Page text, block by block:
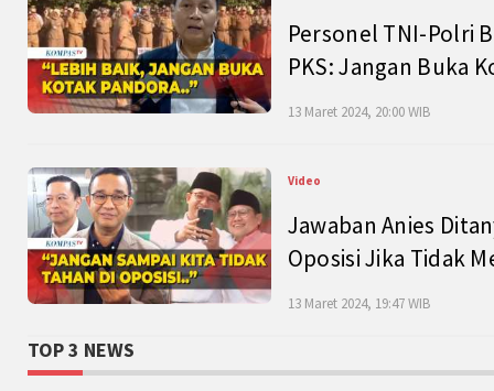
Personel TNI-Polri
PKS: Jangan Buka
13 Maret 2024, 20:00 WIB
Video
Jawaban Anies
Oposisi Jika Tidak
13 Maret 2024, 19:47 WIB
TOP 3 NEWS